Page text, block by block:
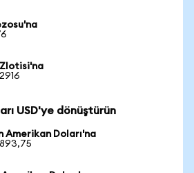
USD'ye dönüştürün
Amerikan Doları'na